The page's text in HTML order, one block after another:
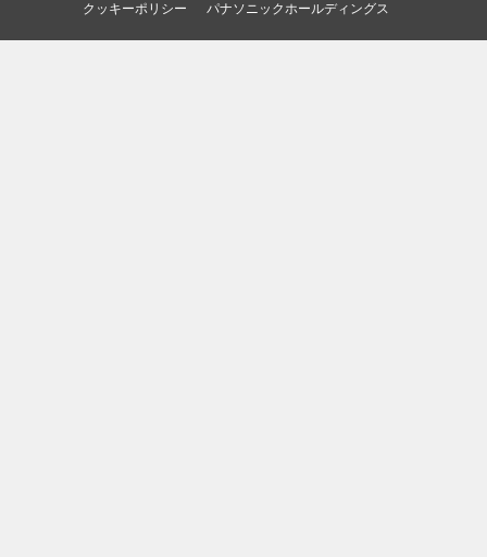
クッキーポリシー
パナソニックホールディングス